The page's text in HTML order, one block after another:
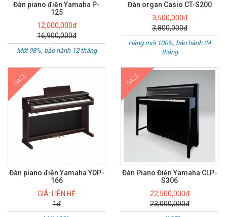
Đàn piano điện Yamaha P-
125
12,000,000đ
16,900,000đ
Mới 98%, bảo hành 12 tháng
Đàn organ Casio CT-S200
3,500,000đ
3,800,000đ
Hàng mới 100%, bảo hành 24
tháng
SALE
Đàn piano điện Yamaha YDP-
166
GIÁ: LIÊN HỆ
1đ
SALE
Đàn Piano Điện Yamaha CLP-
S306
22,500,000đ
23,000,000đ